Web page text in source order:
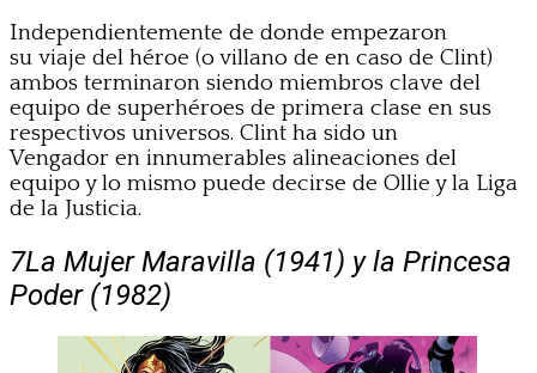
Independientemente de donde empezaron
su viaje del héroe (o villano de en caso de Clint)
ambos terminaron siendo miembros clave del
equipo de superhéroes de primera clase en sus
respectivos universos. Clint ha sido un
Vengador en innumerables alineaciones del
equipo y lo mismo puede decirse de Ollie y la Liga
de la Justicia.
7La Mujer Maravilla (1941) y la Princesa
Poder (1982)